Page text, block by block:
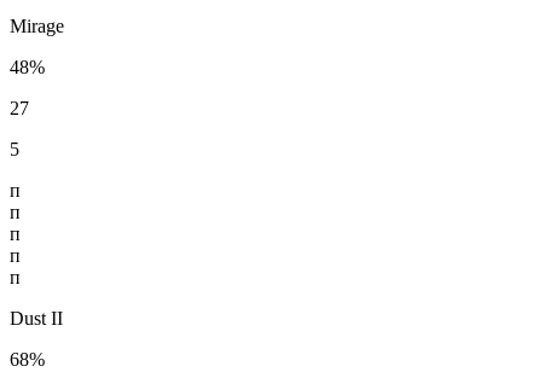
Mirage
48%
27
5
п
п
п
п
п
Dust II
68%